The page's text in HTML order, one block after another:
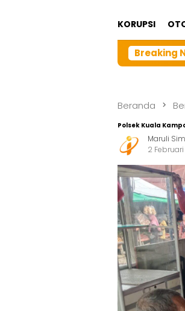
KORUPSI
Breaking
Besar BRI cabangTarutung
Beranda
Polsek Kuala
Maruli
2